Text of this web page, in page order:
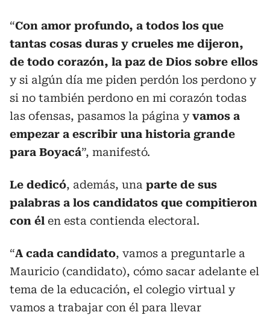
“Con amor profundo, a todos los que
tantas cosas duras y crueles me dijeron,
de todo corazón, la paz de Dios sobre ellos
y si algún día me piden perdón los perdono y
si no también perdono en mi corazón todas
las ofensas, pasamos la página yvamos a
empezar a escribir una historia grande
para Boyacá”, manifestó.
Le dedicó, además, una parte de sus
palabras a los candidatos que compitieron
con él en esta contienda electoral.
“A cada candidato, vamos a preguntarle a
Mauricio (candidato), cómo sacar adelante el
tema de la educación, el colegio virtual y
vamos a trabajar con él para llevar